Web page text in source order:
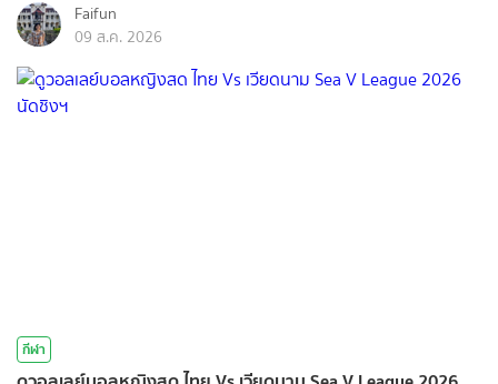
Faifun
09 ส.ค. 2026
กีฬา